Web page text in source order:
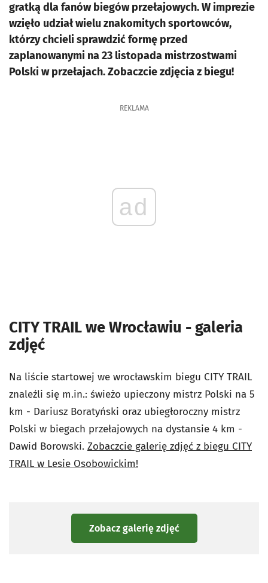
gratką dla fanów biegów przełajowych. W imprezie
wzięło udział wielu znakomitych sportowców,
którzy chcieli sprawdzić formę przed
zaplanowanymi na 23 listopada mistrzostwami
Polski w przełajach. Zobaczcie zdjęcia z biegu!
REKLAMA
ad
CITY TRAIL we Wrocławiu - galeria
zdjęć
Na liście startowej we wrocławskim biegu CITY TRAIL
znaleźli się m.in.: świeżo upieczony mistrz Polski na 5
km - Dariusz Boratyński oraz ubiegłoroczny mistrz
Polski w biegach przełajowych na dystansie 4 km -
Dawid Borowski. Zobaczcie galerię zdjęć z biegu CITY
TRAIL w Lesie Osobowickim!
Zobacz galerię zdjęć